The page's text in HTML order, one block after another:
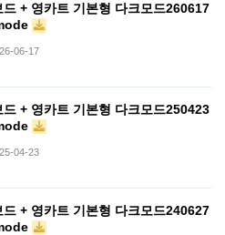
드 + 영카트 기본형 다크모드260617
06-17
드 + 영카트 기본형 다크모드250423
04-23
드 + 영카트 기본형 다크모드240627